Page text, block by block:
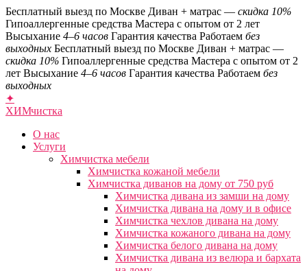
Бесплатный выезд по Москве Диван + матрас — скидка 10%
Гипоаллергенные средства Мастера с опытом от 2 лет
Высыхание 4–6 часов Гарантия качества Работаем без
выходных Бесплатный выезд по Москве Диван + матрас —
скидка 10% Гипоаллергенные средства Мастера с опытом от 2
лет Высыхание 4–6 часов Гарантия качества Работаем без
выходных
✦
ХИМчистка
О нас
Услуги
Химчистка мебели
Химчистка кожаной мебели
Химчистка диванов на дому от 750 руб
Химчистка дивана из замши на дому
Химчистка дивана на дому и в офисе
Химчистка чехлов дивана на дому
Химчистка кожаного дивана на дому
Химчистка белого дивана на дому
Химчистка дивана из велюра и бархата